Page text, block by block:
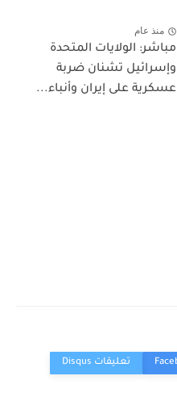
منذ عام
مباشر: الولايات المتحدة
وإسرائيل تشنان ضربة
عسكرية على إيران وأنباء...